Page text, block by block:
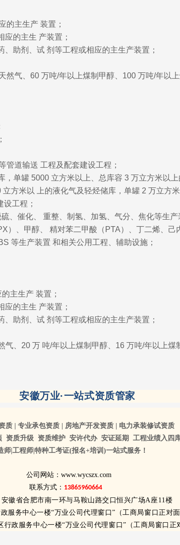
的主生产 装置；
应的主生 产装置；
助剂、试 剂等工程或相应的主生产装置；
然气、60 万吨/年以上煤制甲醇、100 万吨/年以
管道输送 工程及配套建设工程；
，单罐 5000 立方米以上、总库容 3 万立方米以
方米以 上的液化气及轻烃储库，单罐 2 万立方
工程；
、催化、 重整、制氢、加氢、气分、焦化等生
）、甲醇、 精对苯二甲酸（PTA）、丁二烯、
等生产装置 和相关公用工程、辅助设施；
主生产 装置；
应的主生 产装置；
助剂、试 剂等工程或相应的主生产装置；
气、20 万 吨/年以上煤制甲醇、16 万吨/年以上
安徽万业·一站式资质管家
质 | 专业承包资质 |
房地产开发资质 | 电力承装修试资质
资质升级 资质维护 安许代办 安证延期 工程业绩入四
师|工程师|特种工考证(报名+培训)一站式服务！
公司网站：www.wycszx.com
联系方式： 13865960664
徽省合肥市南一环与马鞍山路交口恒兴广场A座11楼
服务中心一楼“万业公司代理窗口”（工商局窗口正对面
行政服务中心一楼“万业公司代理窗口” （工商局窗口正